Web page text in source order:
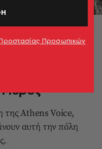
Μέρος
της Athens Voice,
αυτή την πόλη
Προστασίας Προσωπικών